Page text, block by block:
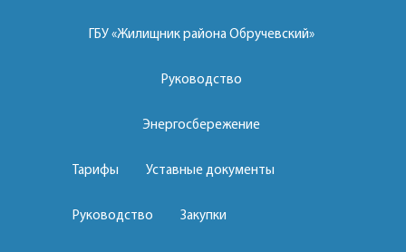
ГБУ «Жилищник района Обручевский»
Руководство
Энергосбережение
Тарифы Уставные документы
Руководство Закупки